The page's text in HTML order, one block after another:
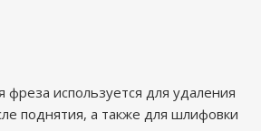
используется для удаления
поднятия, а также для шлифовки